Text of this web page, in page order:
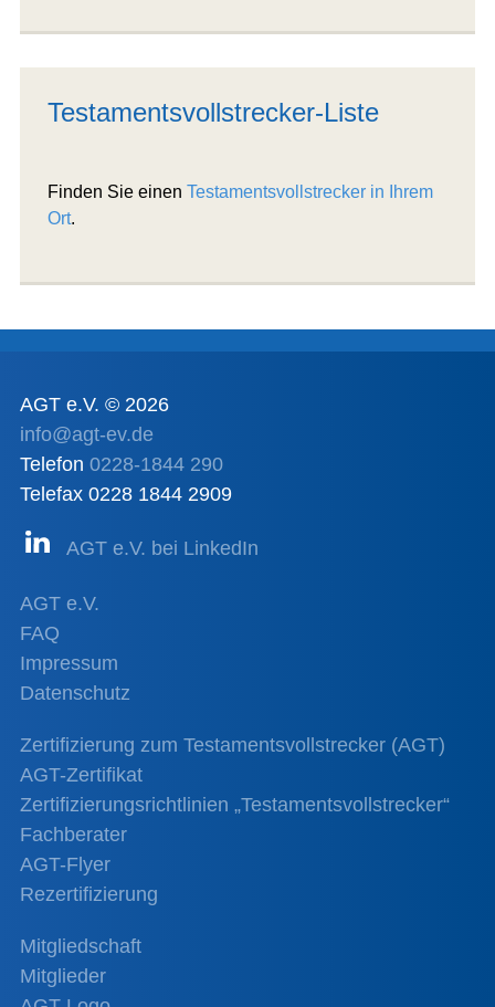
Testamentsvollstrecker-Liste
Finden Sie einen Testamentsvollstrecker in Ihrem
Ort.
AGT e.V. © 2026
info@agt-ev.de
Telefon 0228-1844 290
Telefax 0228 1844 2909
AGT e.V. bei LinkedIn
AGT e.V.
FAQ
Impressum
Datenschutz
Zertifizierung zum Testamentsvollstrecker (AGT)
AGT-Zertifikat
Zertifizierungsrichtlinien „Testamentsvollstrecker“
Fachberater
AGT-Flyer
Rezertifizierung
Mitgliedschaft
Mitglieder